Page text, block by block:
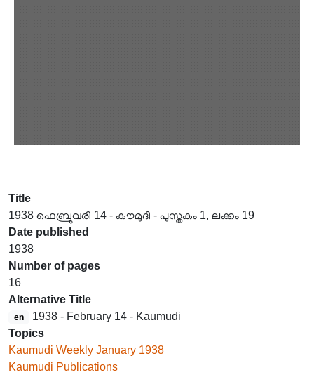
Title
1938 ഫെബ്രുവരി 14 - കൗമുദി - പുസ്തകം 1, ലക്കം 19
Date published
1938
Number of pages
16
Alternative Title
en
1938 - February 14 - Kaumudi
Topics
Kaumudi Weekly January 1938
Kaumudi Publications